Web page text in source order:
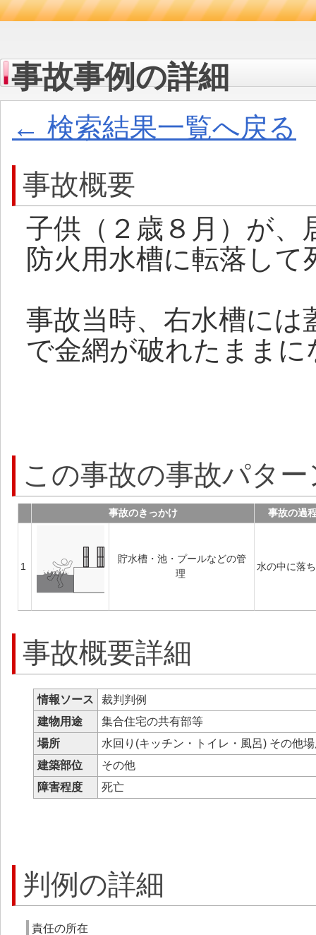
事故事例の詳細
← 検索結果一覧へ戻る
事故概要
子供（２歳８月）が、
防火用水槽に転落して
事故当時、右水槽には
で金網が破れたまま
この事故の事故パター
事故のきっかけ 事故の過
1
貯水槽・池・プールなどの管
理
水の中に落
事故概要詳細
情報ソース
裁判判例
建物用途
集合住宅の共有部等
場所
水回り(キッチン・トイレ・風呂) その他
建築部位
その他
障害程度
死亡
判例の詳細
責任の所在